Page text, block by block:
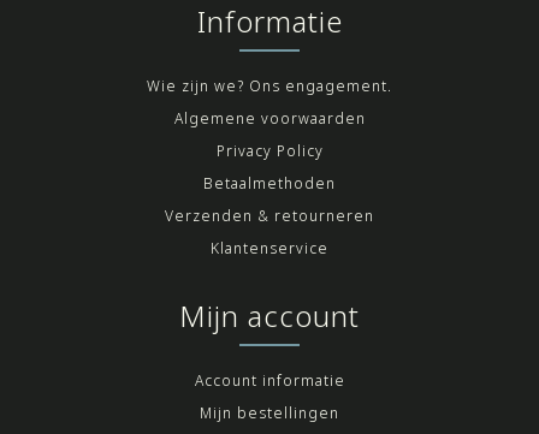
Informatie
Wie zijn we? Ons engagement.
Algemene voorwaarden
Privacy Policy
Betaalmethoden
Verzenden & retourneren
Klantenservice
Mijn account
Account informatie
Mijn bestellingen